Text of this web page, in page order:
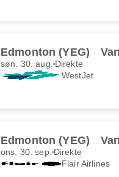
Edmonton (YEG)
søn. 30. aug. Direkte
WestJet
Edmonton (YEG)
ons. 30. sep. Direkte
Flair Airlines